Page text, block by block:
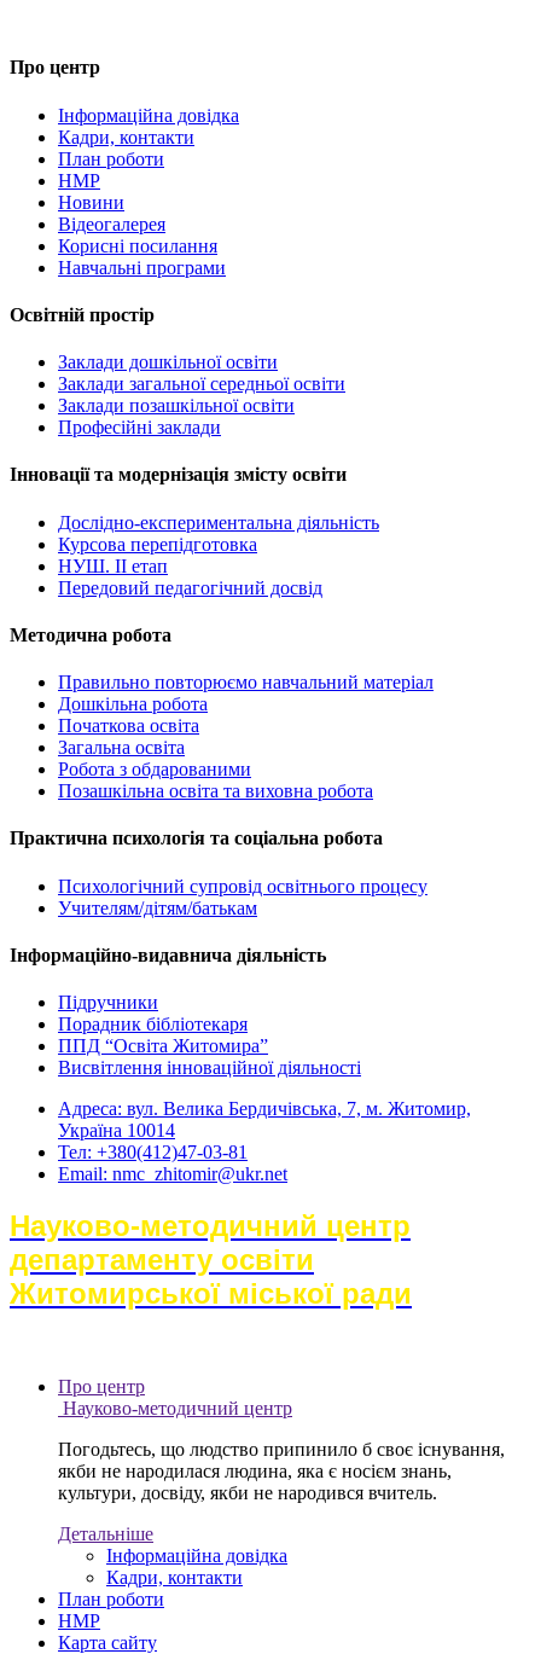
Про центр
Інформаційна довідка
Кадри, контакти
План роботи
НМР
Новини
Відеогалерея
Корисні посилання
Навчальні програми
Освітній простір
Заклади дошкільної освіти
Заклади загальної середньої освіти
Заклади позашкільної освіти
Професійні заклади
Інновації та модернізація змісту освіти
Дослідно-експериментальна діяльність
Курсова перепідготовка
НУШ. ІІ етап
Передовий педагогічний досвід
Методична робота
Правильно повторюємо навчальний матеріал
Дошкільна робота
Початкова освіта
Загальна освіта
Робота з обдарованими
Позашкільна освіта та виховна робота
Практична психологія та соціальна робота
Психологічний супровід освітнього процесу
Учителям/дітям/батькам
Інформаційно-видавнича діяльність
Підручники
Порадник бібліотекаря
ППД “Освіта Житомира”
Висвітлення інноваційної діяльності
Адреса: вул. Велика Бердичівська, 7, м. Житомир,
Україна 10014
Тел: +380(412)47-03-81
Email: nmc_zhitomir@ukr.net
Науково-методичний центр
департаменту освіти
Житомирської міської ради
Про центр
Науково-методичний центр
Погодьтесь, що людство припинило б своє існування,
якби не народилася людина, яка є носієм знань,
культури, досвіду, якби не народився вчитель.
Детальніше
Інформаційна довідка
Кадри, контакти
План роботи
НМР
Карта сайту